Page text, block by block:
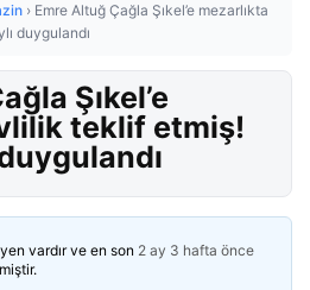
› Emre Altuğ Çağla Şıkel’e mezarlıkta
duygulandı
Şıkel’e
teklif etmiş!
vardır ve en son 2 ay 3 hafta önce